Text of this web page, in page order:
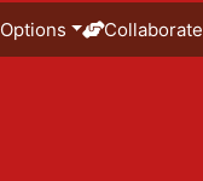
Options Collaborate